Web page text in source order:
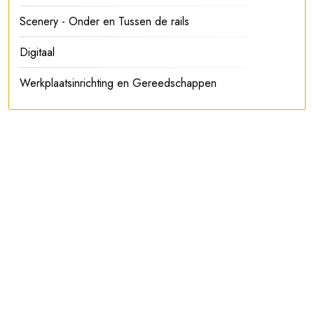
Scenery - Onder en Tussen de rails
Digitaal
Werkplaatsinrichting en Gereedschappen